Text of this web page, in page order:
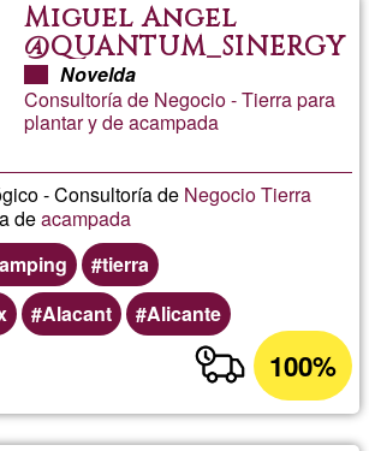
Miguel Angel
@QUANTUM_SINERGY
Novelda
Consultoría de Negocio - Tierra para
plantar y de acampada
- Consultoría de NegocioTierra
deacampada
tierra
Alacant Alicante
100%